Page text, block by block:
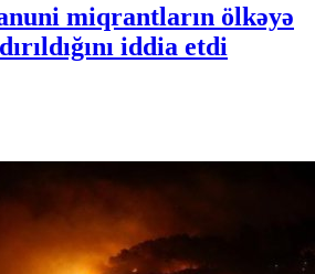
miqrantların ölkəyə
iddia etdi